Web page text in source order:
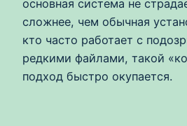
основная система не
сложнее, чем обычная
кто часто работает с
редкими файлами, такой
подход быстро окупается.